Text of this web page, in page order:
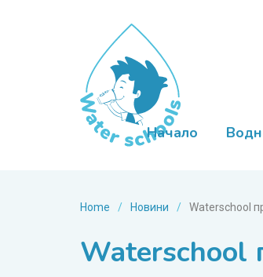
Начало
Home / Новини / Waterschool
Waterschool